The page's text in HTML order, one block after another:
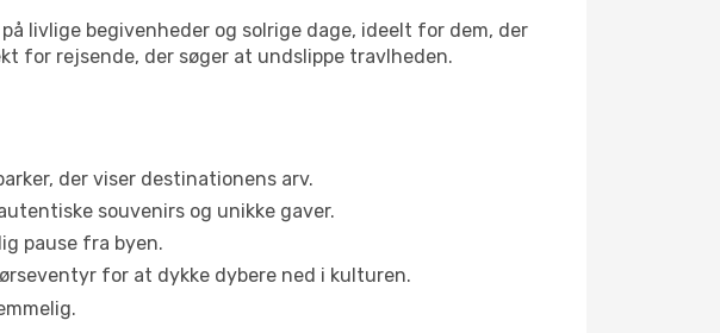
livlige begivenheder og solrige dage, ideelt for dem, der
for rejsende, der søger at undslippe travlheden.
der viser destinationens arv.
souvenirs og unikke gaver.
pause fra byen.
for at dykke dybere ned i kulturen.